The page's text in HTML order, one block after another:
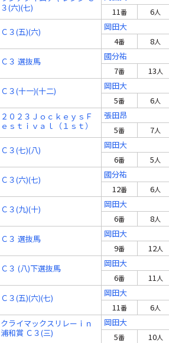
３(六)(七)
11番 6人
Ｃ３(五)(六)
岡田大
4番 8人
Ｃ３ 選抜馬
國分祐
7番 13人
Ｃ３(十一)(十二)
岡田大
5番 6人
２０２３ＪｏｃｋｅｙｓＦ
ｅｓｔｉｖａｌ（１ｓｔ）
Ｃ３ 選抜馬
張田昂
5番 7人
Ｃ３(七)(八)
岡田大
6番 5人
Ｃ３(六)(七)
國分祐
12番 6人
Ｃ３(九)(十)
岡田大
6番 8人
Ｃ３ 選抜馬
岡田大
9番 12人
Ｃ３ (八)下選抜馬
岡田大
6番 11人
Ｃ３(五)(六)(七)
岡田大
11番 6人
クライマックスリレーｉｎ
浦和賞 Ｃ３(三)
岡田大
5番 10人